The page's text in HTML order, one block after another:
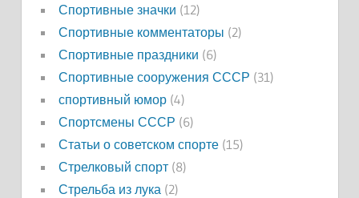
Спортивные значки (12)
Спортивные комментаторы (2)
Спортивные праздники (6)
Спортивные сооружения СССР (31)
спортивный юмор(4)
Спортсмены СССР (6)
Статьи о советском спорте(15)
Стрелковый спорт(8)
Стрельба из лука (2)